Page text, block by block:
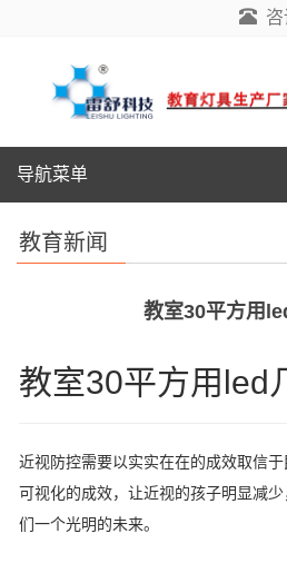
导航菜单
教育新闻
教室30平方用
教室30平方用led
近视防控需要以实实在在的成效取信
可视化的成效，让近视的孩子明显减
们一个光明的未来。